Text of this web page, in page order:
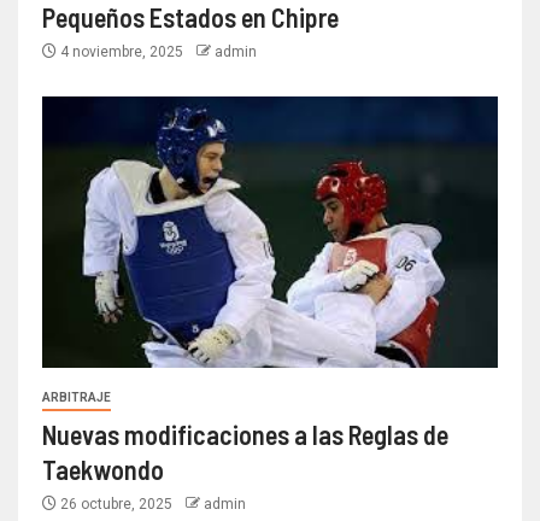
Pequeños Estados en Chipre
4 noviembre, 2025 admin
ARBITRAJE
Nuevas modificaciones a las Reglas de
Taekwondo
26 octubre, 2025 admin